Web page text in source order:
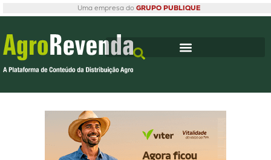
Uma empresa do GRUPO PUBLIQUE